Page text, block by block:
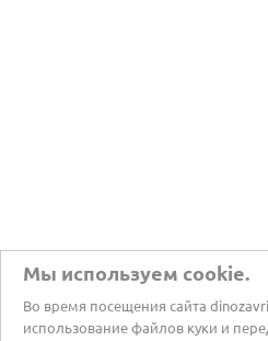
Мы используем cookie.
Во время посещения сайта
использование файлов куки и